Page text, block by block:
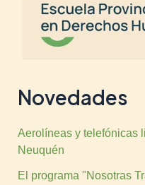
Novedades
Aerolíneas y telefónicas
Neuquén
El programa "Nosotras